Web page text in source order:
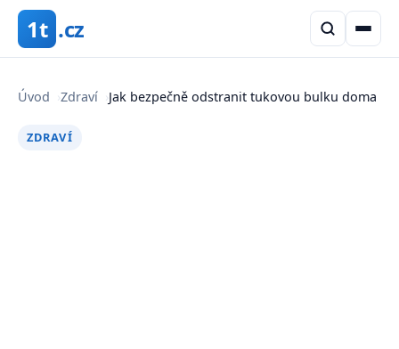
1t .cz
Úvod ›Zdraví ›Jak bezpečně odstranit tukovou bulku doma
ZDRAVÍ